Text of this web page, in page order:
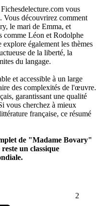
vous
découvrirez comment
le mari de Emma, et
comme Léon et Rodolphe
également les thèmes
de la liberté, la
du langage.
et accessible à un large
des complexités de l'œuvre.
garantissant une qualité
vous cherchez à mieux
française, ce résumé
de "Madame Bovary"
un classique
2